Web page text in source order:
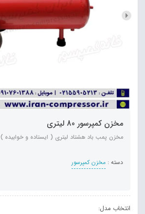
مخزن کمپرسور 80 لیتری
مخزن پمب باد هشتاد لیتری ( ایستاده و خوابیده )
دسته : مخزن کمپرسور
انتخاب مدل: